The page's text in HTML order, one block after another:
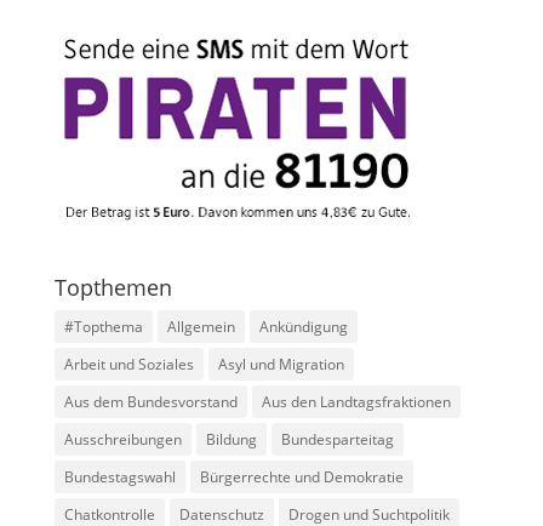
Topthemen
#Topthema Allgemein
Ankündigung
Arbeit und Soziales
Asyl und Migration
Aus dem Bundesvorstand
Aus den Landtagsfraktionen
Ausschreibungen
Bildung
Bundesparteitag
Bundestagswahl
Bürgerrechte und Demokratie
Chatkontrolle
Datenschutz
Drogen und Suchtpolitik